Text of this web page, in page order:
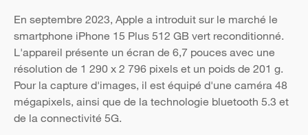
En septembre 2023, Apple a introduit sur le marché le
smartphone iPhone 15 Plus 512 GB vert reconditionné.
L'appareil présente un écran de 6,7 pouces avec une
résolution de 1 290 x 2 796 pixels et un poids de 201 g.
Pour la capture d'images, il est équipé d'une caméra 48
mégapixels, ainsi que de la technologie bluetooth 5.3 et
de la connectivité 5G.